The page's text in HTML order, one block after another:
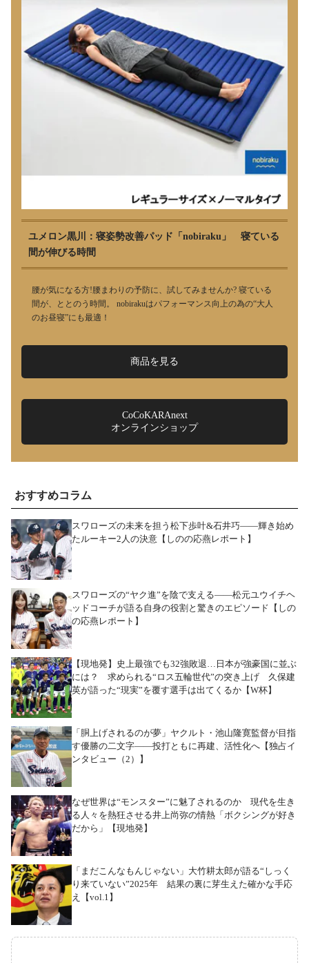
ユメロン黒川：寝姿勢改善パッド「nobiraku」 寝ている
間が伸びる時間
腰が気になる方!腰まわりの予防に、試してみませんか? 寝ている
間が、ととのう時間。 nobirakuはパフォーマンス向上の為の“大人
のお昼寝”にも最適！
商品を見る
CoCoKARAnext
オンラインショップ
おすすめコラム
スワローズの未来を担う松下歩叶&石井巧――輝き始め
たルーキー2人の決意【しのの応燕レポート】
スワローズの“ヤク進”を陰で支える――松元ユウイチヘ
ッドコーチが語る自身の役割と驚きのエピソード【しの
の応燕レポート】
【現地発】史上最強でも32強敗退…日本が強豪国に並ぶ
には？ 求められる“ロス五輪世代”の突き上げ 久保建
英が語った“現実”を覆す選手は出てくるか【W杯】
「胴上げされるのが夢」ヤクルト・池山隆寛監督が目指
す優勝の二文字――投打ともに再建、活性化へ【独占イ
ンタビュー（2）】
なぜ世界は“モンスター”に魅了されるのか 現代を生き
る人々を熱狂させる井上尚弥の情熱「ボクシングが好き
だから」【現地発】
「まだこんなもんじゃない」大竹耕太郎が語る“しっく
り来ていない”2025年 結果の裏に芽生えた確かな手応
え【vol.1】